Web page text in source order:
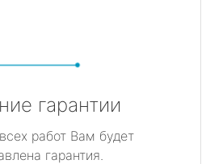
гарантии
работ Вам будет
гарантия.